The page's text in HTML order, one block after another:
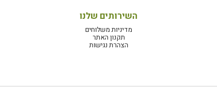
השירותים שלנו
מדיניות משלוחים
תקנון האתר
הצהרת נגישות